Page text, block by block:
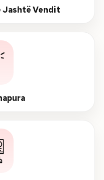
Jashtë Vendit